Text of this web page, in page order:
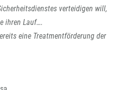
verteidigen will,
ihren Lauf….
eine Treatmentförderung der